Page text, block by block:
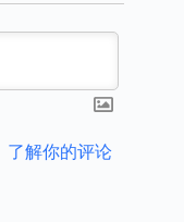
了解你的评论